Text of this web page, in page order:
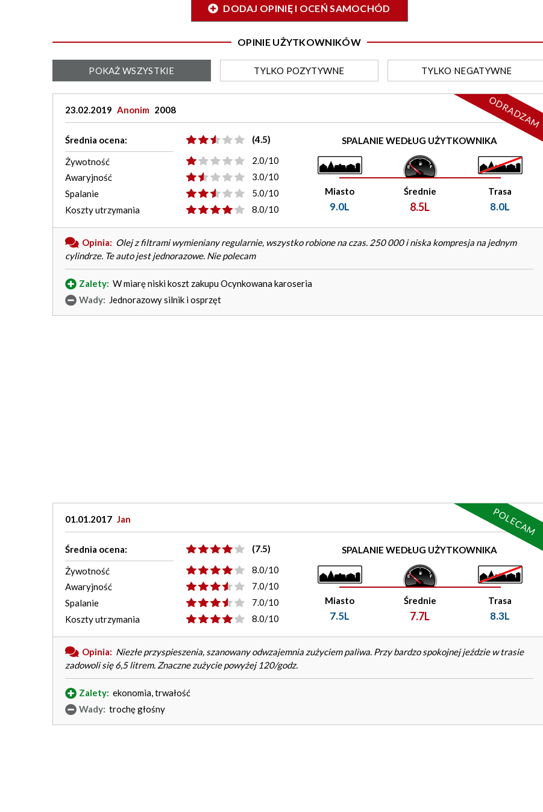
DODAJ OPINIĘ I OCEŃ SAMOCHÓD
OPINIE UŻYTKOWNIKÓW
POKAŻ WSZYSTKIE TYLKO POZYTYWNE TYLKO NEGATYWNE
23.02.2019 Anonim 2008
Średnia ocena: (4.5)
Żywotność
2.0/10
Awaryjność
3.0/10
Spalanie
5.0/10
Koszty utrzymania
8.0/10
SPALANIE WEDŁUG UŻYTKOWNIKA
Miasto
9.0L
Średnie
8.5L
Trasa
8.0L
Opinia: Olej z filtrami wymieniany regularnie, wszystko robione na czas. 250 000 i niska kompresja na jednym
cylindrze. Te auto jest jednorazowe. Nie polecam
Zalety: W miarę niski koszt zakupu Ocynkowana karoseria
Wady: Jednorazowy silnik i osprzęt
ODRADZAM
01.01.2017 Jan
Średnia ocena: (7.5)
Żywotność
8.0/10
Awaryjność
7.0/10
Spalanie
7.0/10
Koszty utrzymania
8.0/10
SPALANIE WEDŁUG UŻYTKOWNIKA
Miasto
7.5L
Średnie
7.7L
Trasa
8.3L
Opinia: Niezłe przyspieszenia, szanowany odwzajemnia zużyciem paliwa. Przy bardzo spokojnej jeździe w trasie
zadowoli się 6,5 litrem. Znaczne zużycie powyżej 120/godz.
Zalety: ekonomia, trwałość
Wady: trochę głośny
POLECAM